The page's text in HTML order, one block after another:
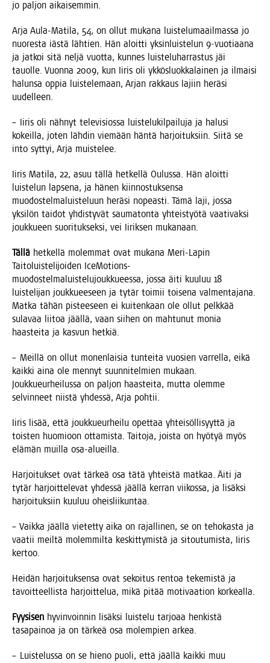
jo pal­jon aikaisemmin.
Arja Aula-Mati­la, 54, on ollut muka­na luis­te­lu­maa­il­mas­sa jo
nuo­res­ta iäs­tä läh­tien. Hän aloit­ti yksin­luis­te­lun 9‑vuotiaana
ja jat­koi sitä nel­jä vuot­ta, kun­nes luis­te­lu­har­ras­tus jäi
tauol­le. Vuon­na 2009, kun Iiris oli ykkös­luok­ka­lai­nen ja ilmai­si
halun­sa oppia luis­te­le­maan, Arjan rak­kaus lajiin herä­si
uudelleen.
– Iiris oli näh­nyt tele­vi­sios­sa luis­te­lu­kil­pai­lu­ja ja halusi
kokeil­la, joten läh­din vie­mään hän­tä har­joi­tuk­siin. Sii­tä se
into syt­tyi, Arja muistelee.
Iiris Mati­la, 22, asuu täl­lä het­kel­lä Oulus­sa. Hän aloit­ti
luis­te­lun lap­se­na, ja hänen kiin­nos­tuk­sen­sa
muo­dos­tel­ma­luis­te­luun herä­si nopeas­ti. Tämä laji, jos­sa
yksi­lön tai­dot yhdis­ty­vät sau­ma­ton­ta yhteis­työ­tä vaa­ti­vak­si
jouk­ku­een suo­ri­tuk­sek­si, vei Iirik­sen mukanaan.
Täl­lä het­kel­lä molem­mat ovat muka­na Meri-Lapin
Tai­to­luis­te­li­joi­den Ice­Mo­tions-
muo­dos­tel­ma­luis­te­lu­jouk­ku­ees­sa, jos­sa äiti kuu­luu 18
luis­te­li­jan jouk­ku­ee­seen ja tytär toi­mii toi­se­na val­men­ta­ja­na.
Mat­ka tähän pis­tee­seen ei kui­ten­kaan ole ollut pelk­kää
sula­vaa lii­toa jääl­lä, vaan sii­hen on mah­tu­nut monia
haas­tei­ta ja kas­vun hetkiä.
– Meil­lä on ollut monen­lai­sia tun­tei­ta vuo­sien var­rel­la, eikä
kaik­ki aina ole men­nyt suun­ni­tel­mien mukaan.
Jouk­kueur­hei­lus­sa on pal­jon haas­tei­ta, mut­ta olem­me
sel­vin­neet niis­tä yhdes­sä, Arja pohtii.
Iiris lisää, että jouk­kueur­hei­lu opet­taa yhtei­söl­li­syyt­tä ja
tois­ten huo­mioon otta­mis­ta. Tai­to­ja, jois­ta on hyö­tyä myös
elä­män muil­la osa-alueilla.
Har­joi­tuk­set ovat tär­keä osa tätä yhteis­tä mat­kaa. Äiti ja
tytär har­joit­te­le­vat yhdes­sä jääl­lä ker­ran vii­kos­sa, ja lisäk­si
har­joi­tuk­siin kuu­luu oheisliikuntaa.
– Vaik­ka jääl­lä vie­tet­ty aika on rajal­li­nen, se on teho­kas­ta ja
vaa­tii meil­tä molem­mil­ta kes­kit­ty­mis­tä ja sitou­tu­mis­ta, Iiris
kertoo.
Hei­dän har­joi­tuk­sen­sa ovat sekoi­tus ren­toa teke­mis­tä ja
tavoit­teel­lis­ta har­joit­te­lua, mikä pitää moti­vaa­tion korkealla.
Fyy­si­sen hyvin­voin­nin lisäk­si luis­te­lu tar­jo­aa hen­kis­tä
tasa­pai­noa ja on tär­keä osa molem­pien arkea.
– Luis­te­lus­sa on se hie­no puo­li, että jääl­lä kaik­ki muu